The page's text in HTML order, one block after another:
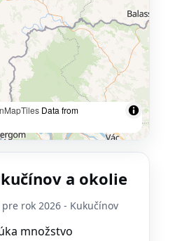
Data from
a okolie
rok 2026 - Kukučínov
množstvo